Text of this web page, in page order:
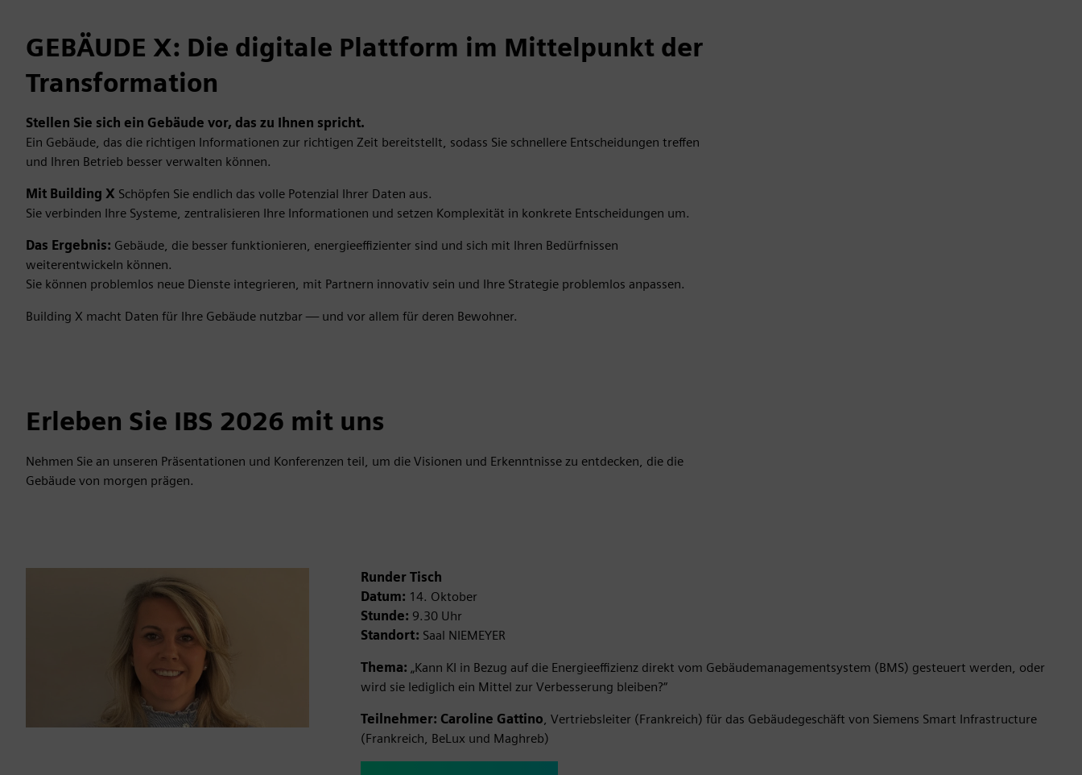
GEBÄUDE X: Die digitale Plattform im Mittelpunkt der
Transformation
Stellen Sie sich ein Gebäude vor, das zu Ihnen spricht.
Ein Gebäude, das die richtigen Informationen zur richtigen Zeit bereitstellt, sodass Sie schnellere Entscheidungen treffen
und Ihren Betrieb besser verwalten können.
Mit Building X Schöpfen Sie endlich das volle Potenzial Ihrer Daten aus.
Sie verbinden Ihre Systeme, zentralisieren Ihre Informationen und setzen Komplexität in konkrete Entscheidungen um.
Das Ergebnis: Gebäude, die besser funktionieren, energieeffizienter sind und sich mit Ihren Bedürfnissen
weiterentwickeln können.
Sie können problemlos neue Dienste integrieren, mit Partnern innovativ sein und Ihre Strategie problemlos anpassen.
Building X macht Daten für Ihre Gebäude nutzbar — und vor allem für deren Bewohner.
Erleben Sie IBS 2026 mit uns
Nehmen Sie an unseren Präsentationen und Konferenzen teil, um die Visionen und Erkenntnisse zu entdecken, die die
Gebäude von morgen prägen.
Runder Tisch
Datum: 14. Oktober
Stunde: 9.30 Uhr
Standort: Saal NIEMEYER
Thema: „Kann KI in Bezug auf die Energieeffizienz direkt vom Gebäudemanagementsystem (BMS) gesteuert werden, oder
wird sie lediglich ein Mittel zur Verbesserung bleiben?“
Teilnehmer: Caroline Gattino, Vertriebsleiter (Frankreich) für das Gebäudegeschäft von Siemens Smart Infrastructure
(Frankreich, BeLux und Maghreb)